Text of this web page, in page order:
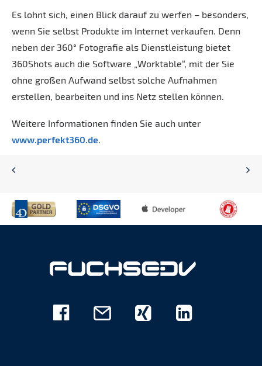
Es lohnt sich, einen Blick darauf zu werfen – besonders,
wenn Sie selbst Produkte im Internet verkaufen. Denn
neben der 360° Fotografie als Dienstleistung bietet
360Shots auch die Software „Worktable“, mit der Sie
ohne großen Aufwand selbst solche Aufnahmen
erstellen, bearbeiten und ins Netz stellen können.
Weitere Informationen finden Sie auch unter
www.perfekt360.de.